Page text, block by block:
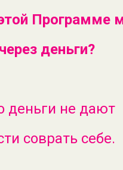
Программе
деньги?
деньги не дают
соврать себе.